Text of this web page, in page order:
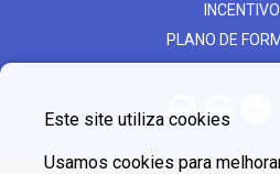
PLANO DE
Este site utiliza cookies
Usamos cookies para